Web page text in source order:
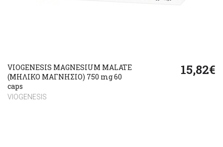
VIOGENESIS MAGNESIUM MALATE
(ΜΗΛΙΚΟ ΜΑΓΝΗΣΙΟ) 750 mg 60
caps
VIOGENESIS
15,82€